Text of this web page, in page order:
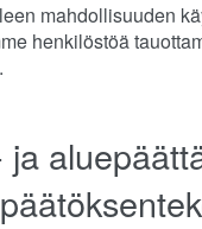
mahdollisuuden
henkilöstöä